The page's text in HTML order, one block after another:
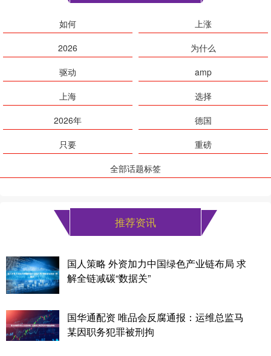
如何
上涨
2026
为什么
驱动
amp
上海
选择
2026年
德国
只要
重磅
全部话题标签
推荐资讯
国人策略 外资加力中国绿色产业链布局 求
解全链减碳“数据关”
国华通配资 唯品会反腐通报：运维总监马
某因职务犯罪被刑拘